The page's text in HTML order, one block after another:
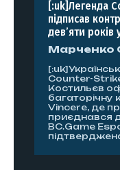
[:uk]Легенда
підписав
дев’яти років
Марченко
Counter-
Костильєв
багаторічну
Vincere, де
приєднався
BC.Game